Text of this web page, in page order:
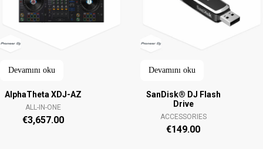
Devamını oku
AlphaTheta XDJ-AZ
ALL-IN-ONE
€3,657.00
Devamını oku
SanDisk® DJ Flash
Drive
ACCESSORIES
€149.00